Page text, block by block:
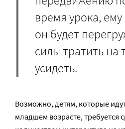
время урока,
он будет
силы тратить на
усидеть.
Возможно, детям, которые
младшем возрасте, требуется